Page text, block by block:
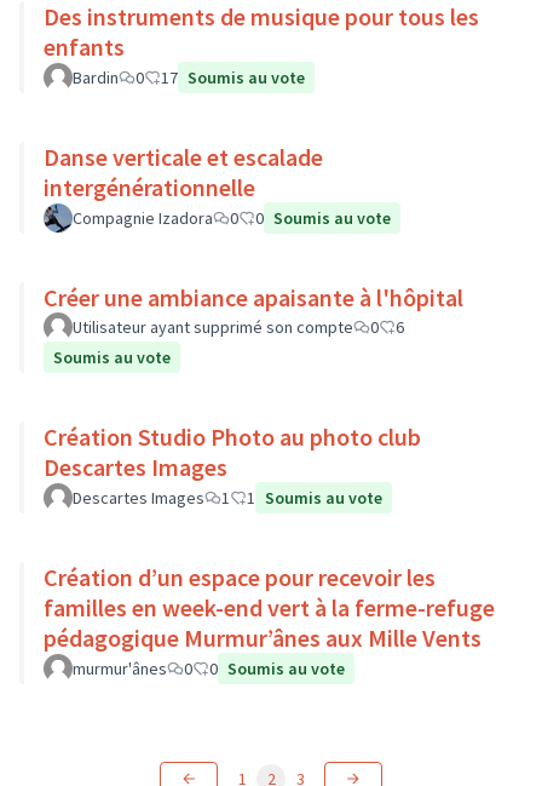
Des instruments de musique pour tous les
enfants
Bardin 0 17 Soumis au vote
Danse verticale et escalade
intergénérationnelle
Compagnie Izadora 0 0 Soumis au vote
Créer une ambiance apaisante à l'hôpital
Utilisateur ayant supprimé son compte 0
6
Soumis au vote
Création Studio Photo au photo club
Descartes Images
Descartes Images 1 1 Soumis au vote
Création d’un espace pour recevoir les
familles en week-end vert à la ferme-refuge
pédagogique Murmur’ânes aux Mille Vents
murmur'ânes 0 0 Soumis au vote
1 2 3